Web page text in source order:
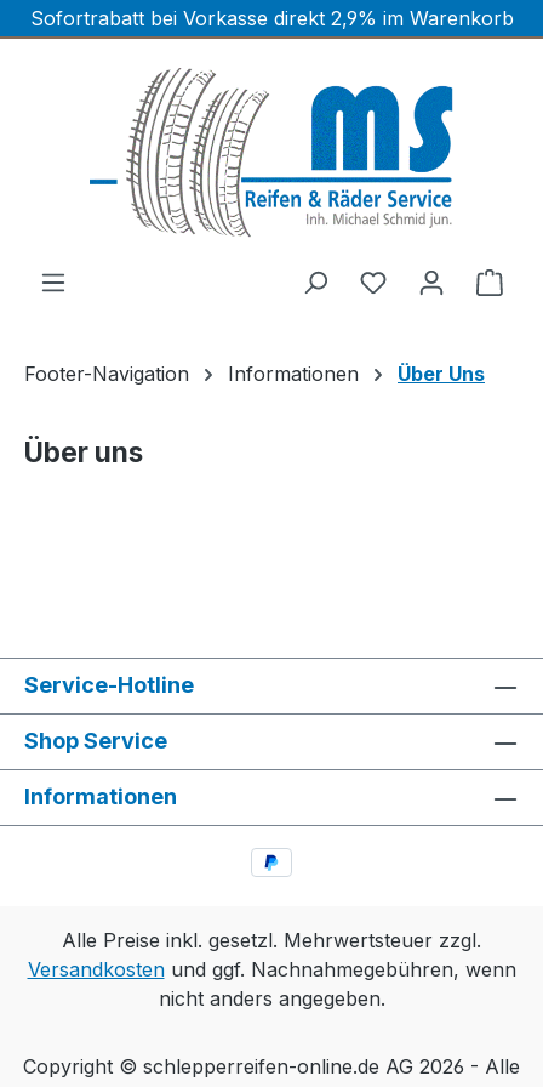
Zum Hauptinhalt springen
Sofortrabatt bei Vorkasse direkt 2,9% im Warenkorb
Footer-Navigation Informationen Über Uns
Über uns
Service-Hotline
Shop Service
Informationen
Alle Preise inkl. gesetzl. Mehrwertsteuer zzgl.
Versandkostenund ggf. Nachnahmegebühren, wenn
nicht anders angegeben.
Copyright © schlepperreifen-online.de AG 2026 - Alle